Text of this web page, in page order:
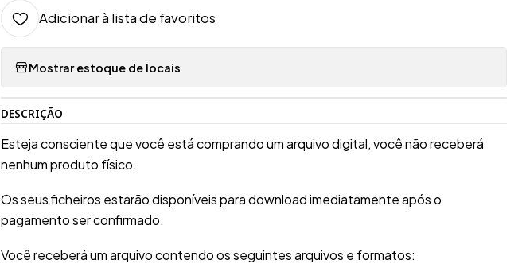
Adicionar à lista de favoritos
Mostrar estoque de locais
DESCRIÇÃO
Esteja consciente que você está comprando um arquivo digital, você não receberá
nenhum produto físico.
Os seus ficheiros estarão disponíveis para download imediatamente após o
pagamento ser confirmado.
Você receberá um arquivo contendo os seguintes arquivos e formatos: